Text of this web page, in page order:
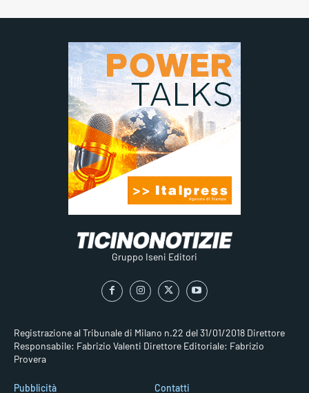
Gruppo Iseni Editori
Registrazione al Tribunale di Milano n.22 del 31/01/2018 Direttore
Responsabile: Fabrizio Valenti Direttore Editoriale: Fabrizio
Provera
Pubblicità Contatti